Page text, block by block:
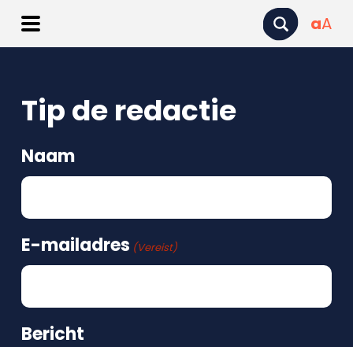
aA
Tip de redactie
Naam
E-mailadres (Vereist)
Bericht